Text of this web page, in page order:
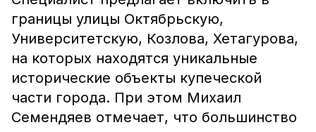
границы улицы Октябрьскую,
Университетскую, Козлова, Хетагурова,
на которых находятся уникальные
исторические объекты купеческой
части города. При этом Михаил
Семендяев отмечает, что большинство